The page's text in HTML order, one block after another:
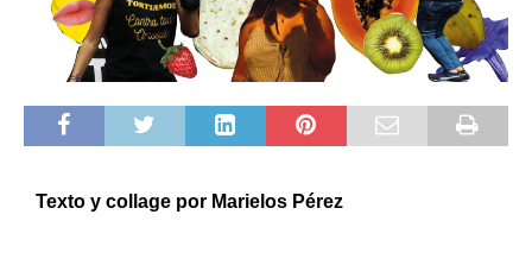
Texto y collage por Marielos Pérez